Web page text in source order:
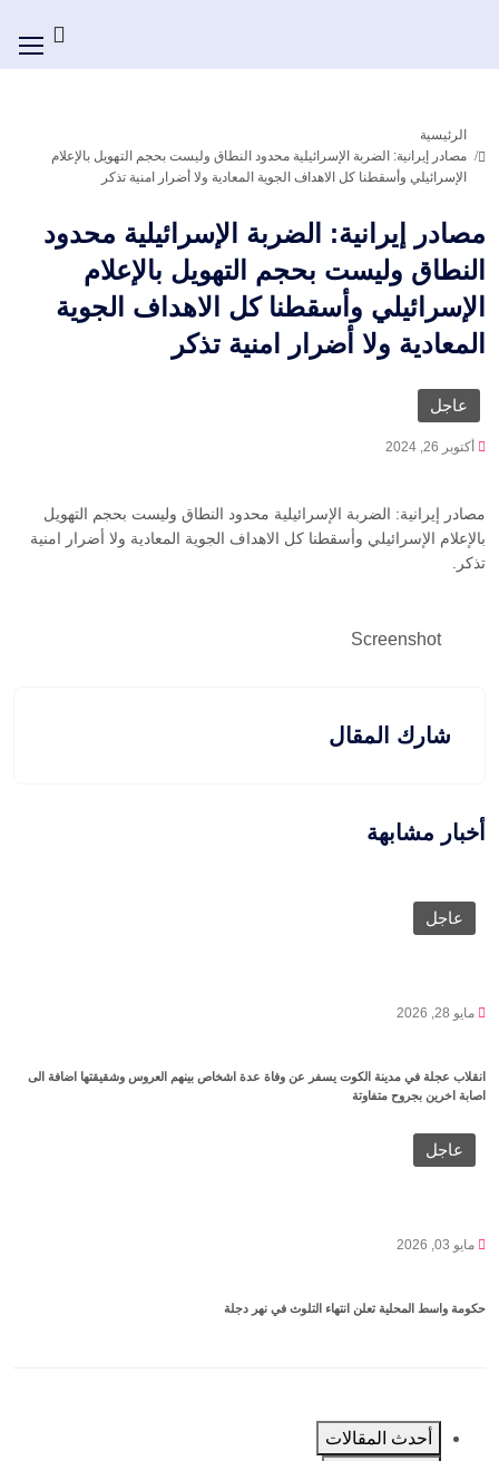
الرئيسية
مصادر إيرانية: الضربة الإسرائيلية محدود النطاق وليست بحجم التهويل بالإعلام
الإسرائيلي وأسقطنا كل الاهداف الجوية المعادية ولا أضرار امنية تذكر
مصادر إيرانية: الضربة الإسرائيلية محدود
النطاق وليست بحجم التهويل بالإعلام
الإسرائيلي وأسقطنا كل الاهداف الجوية
المعادية ولا أضرار امنية تذكر
عاجل
أكتوبر 26, 2024
مصادر إيرانية: الضربة الإسرائيلية محدود النطاق وليست بحجم التهويل
بالإعلام الإسرائيلي وأسقطنا كل الاهداف الجوية المعادية ولا أضرار امنية
تذكر.
Screenshot
شارك المقال
أخبار مشابهة
عاجل
مايو 28, 2026
انقلاب عجلة في مدينة الكوت يسفر عن وفاة عدة اشخاص بينهم العروس وشقيقتها اضافة الى
اصابة اخرين بجروح متفاوتة
عاجل
مايو 03, 2026
حكومة واسط المحلية تعلن انتهاء التلوث في نهر دجلة
أحدث المقالات